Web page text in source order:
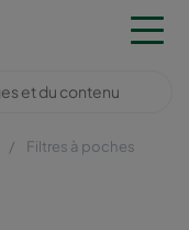
Filtres à poches